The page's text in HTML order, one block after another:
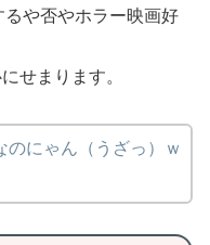
るや否やホラー映画好
せまります。
のにゃん（うざっ）ｗ